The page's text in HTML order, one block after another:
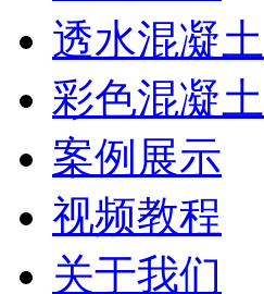
透水混凝土
彩色混凝土
案例展示
视频教程
关于我们